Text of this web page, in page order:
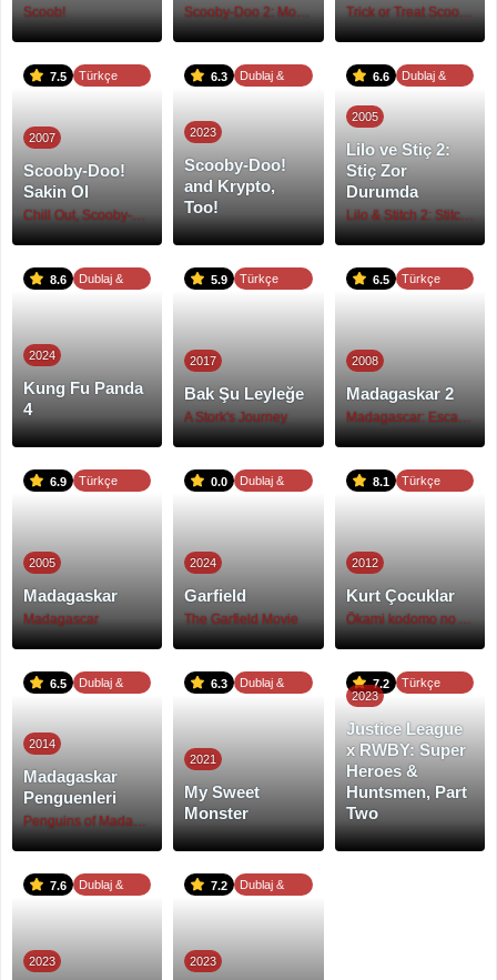
Scoob! Scooby-Doo 2: Monsters Unleashed Trick or Treat Scooby-Doo!
7.5
Türkçe
2007
Scooby-Doo!
Sakin Ol
6.3
Dublaj &
2023
Scooby-Doo!
and Krypto,
Too!
6.6
Dublaj &
2005
Lilo ve Stiç 2:
Stiç Zor
Durumda
Lilo & Stitch 2: Stitch Has a Glitch
8.6
Dublaj &
2024
Kung Fu Panda
4
5.9
Türkçe
2017
Bak Şu Leyleğe
A Stork's Journey
6.5
Türkçe
2008
Madagaskar 2
Madagascar: Escape 2 Africa
6.9
Türkçe
2005
Madagaskar
Madagascar
0.0
Dublaj &
2024
Garfield
The Garfield Movie
8.1
Türkçe
2012
Kurt Çocuklar
Ôkami kodomo no Ame to Yuki
6.5
Dublaj &
2014
Madagaskar
Penguenleri
Penguins of Madagascar
6.3
Dublaj &
2021
My Sweet
Monster
7.2
Türkçe
2023
Justice League
x RWBY: Super
Heroes &
Huntsmen, Part
Two
7.6
Dublaj &
2023
7.2
Dublaj &
2023